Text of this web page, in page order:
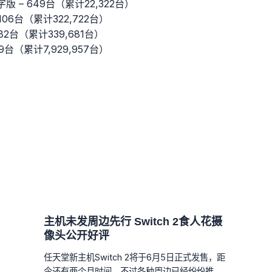
– 649台（累计22,322台）
台（累计322,722台）
（累计339,681台）
（累计7,929,957台）
主机未发周边先行 Switch 2食人花摄
像头公开好评
任天堂新主机Switch 2将于6月5日正式发售，距